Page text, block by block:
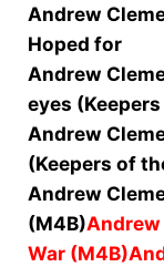
Andrew
Hoped for
Andrew
eyes
Andrew
(Keepers of
Andrew
(M4B)
War (M4B)